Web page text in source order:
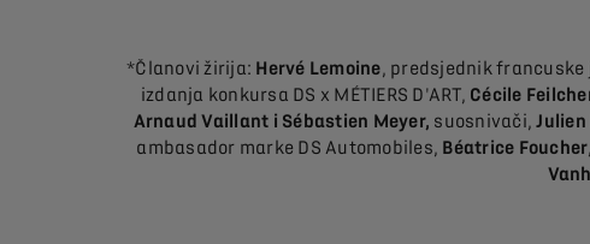
*Članovi žirija: Hervé Lemoine, predsjednik
izdanja konkursa DS x MÉTIERS D'ART, Cécile
Arnaud Vaillant i Sébastien Meyer, suosnivači,Julien
ambasador marke DS Automobiles, Béatrice Foucher